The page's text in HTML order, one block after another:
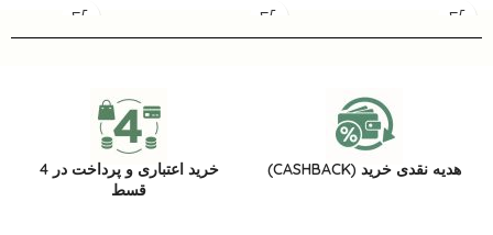
هدیه نقدی خرید (CASHBACK)
خرید اعتباری و پرداخت در 4
قسط